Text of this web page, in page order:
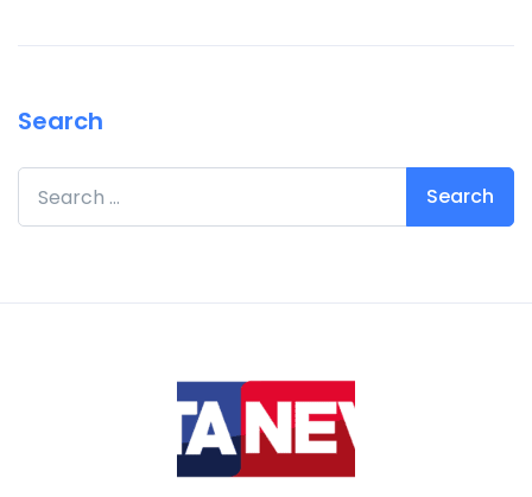
Search
Search for: